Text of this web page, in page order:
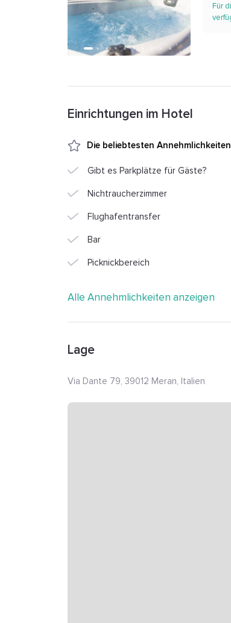
Für
Einrichtungen im Hotel
Die beliebtesten Annehmlichkeiten
Gibt es Parkplätze für Gäste?
Nichtraucherzimmer
Flughafentransfer
Bar
Picknickbereich
Alle Annehmlichkeiten anzeigen
Lage
Via Dante 79, 39012 Meran, Italien